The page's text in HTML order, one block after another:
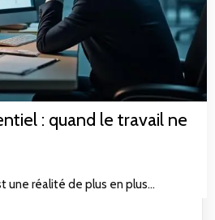
: quand le travail ne
une réalité de plus en plus…